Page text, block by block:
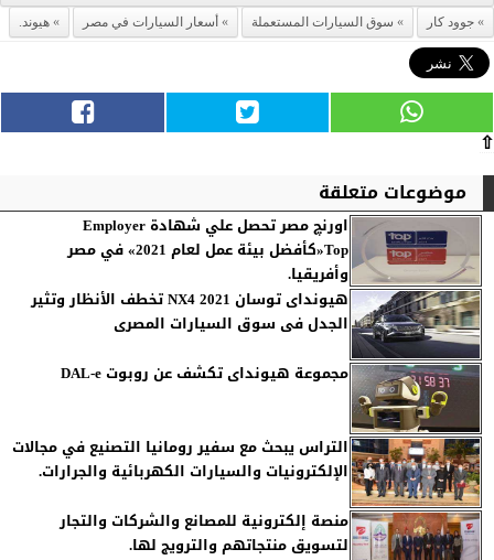
جوود كار
سوق السيارات المستعملة أسعار السيارات في مصر هيوند.
⇧
موضوعات متعلقة
اورنچ مصر تحصل علي شهادة Employer
Top«كأفضل بيئة عمل لعام 2021» في مصر
وأفريقيا.
هيونداى توسان NX4 2021 تخطف الأنظار وتثير
الجدل فى سوق السيارات المصرى
مجموعة هيونداى تكشف عن روبوت DAL-e
التراس يبحث مع سفير رومانيا التصنيع في مجالات
الإلكترونيات والسيارات الكهربائية والجرارات.
منصة إلكترونية للمصانع والشركات والتجار
لتسويق منتجاتهم والترويج لها.